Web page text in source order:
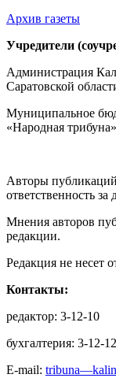
Архив газеты
Учредители
Администрация
Саратовской
Муниципальное
«Народная
Авторы
ответственность
Мнения авторов
редакции.
Редакция не несет
Контакты:
редактор: 3-12-10
бухгалтерия: 3-12-12
E-mail: